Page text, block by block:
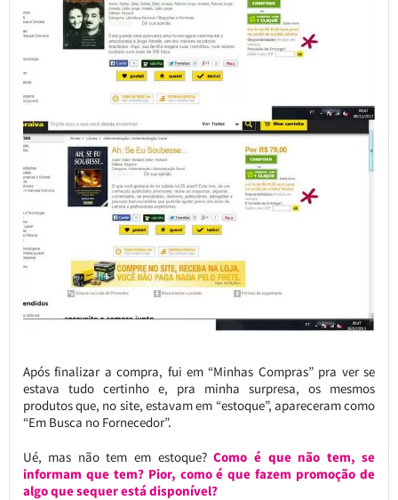
Após finalizar a compra, fui em “Minhas Compras” pra ver se
estava tudo certinho e, pra minha surpresa, os mesmos
produtos que, no site, estavam em “estoque”, apareceram como
“Em Busca no Fornecedor”.
Ué, mas não tem em estoque?Como é que não tem, se
informam que tem? Pior, como é que fazem promoção de
algo que sequer está disponível?